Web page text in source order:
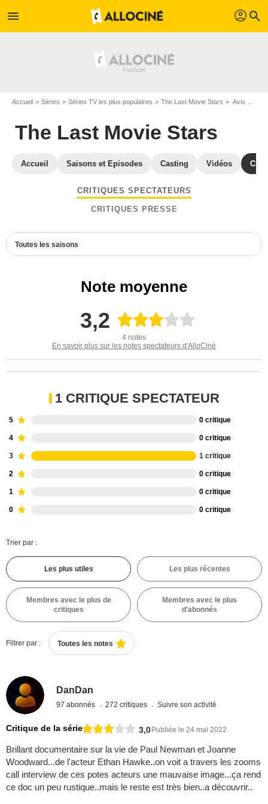
menu profil search
Accueil Séries Séries TV les plus populaires The Last Movie Stars Avis The Last Movie Stars
The Last Movie Stars
Accueil Saisons et Episodes Casting Vidéos
CRITIQUES SPECTATEURS
CRITIQUES PRESSE
Toutes les saisons
Note moyenne
3,2
4 notes
En savoir plus sur les notes spectateurs d'AlloCiné
1 CRITIQUE SPECTATEUR
5 0 critique
4 0 critique
3 1 critique
2 0 critique
1 0 critique
0 0 critique
Trier par :
Les plus utiles Les plus récentes
Membres avec le plus de
critiques
Membres avec le plus
d'abonnés
Filtrer par : Toutes les notes
DanDan
97 abonnés 272 critiques Suivre son activité
Critique de la série 3,0Publiée le 24 mai 2022
Brillant documentaire sur la vie de Paul Newman et Joanne
Woodward...de l'acteur Ethan Hawke..on voit a travers les zooms
call interview de ces potes acteurs une mauvaise image...ça rend
ce doc un peu rustique..mais le reste est très bien..a découvrir..